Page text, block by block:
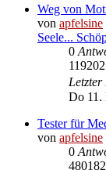
Weg von
von apfelsine
Seele...
0
119202
Letzter
Do 11.
Tester für
von apfelsine
0
480182